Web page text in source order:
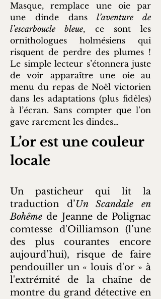
Masque, remplace une oie par
une dinde dansl’aventure de
l’escarboucle bleue, ce sont les
ornithologues holmésiens qui
risquent de perdre des plumes !
Le simple lecteur s’étonnera juste
de voir apparaître une oie au
menu du repas de Noël victorien
dans les adaptations (plus fidèles)
à l’écran. Sans compter que l’on
gave rarement les dindes…
L’or est une couleur
locale
Un pasticheur qui lit la
traduction d’Un Scandale en
Bohême de Jeanne de Polignac
comtesse d'Oilliamson (l’une
des plus courantes encore
aujourd’hui), risque de faire
pendouiller un « louis d'or » à
l'extrémité de la chaîne de
montre du grand détective en